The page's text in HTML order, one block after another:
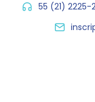
55 (21)